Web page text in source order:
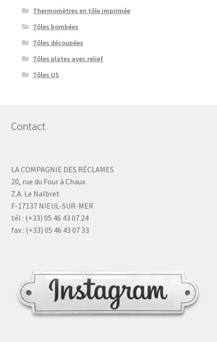
Thermomètres en tôle imprimée
Tôles bombées
Tôles découpées
Tôles plates avec relief
Tôles US
Contact
LA COMPAGNIE DES RÉCLAMES
20, rue du Four à Chaux
Z.A. Le Nalbret
F-17137 NIEUL-SUR-MER
tél : (+33) 05 46 43 07 24
fax : (+33) 05 46 43 07 33